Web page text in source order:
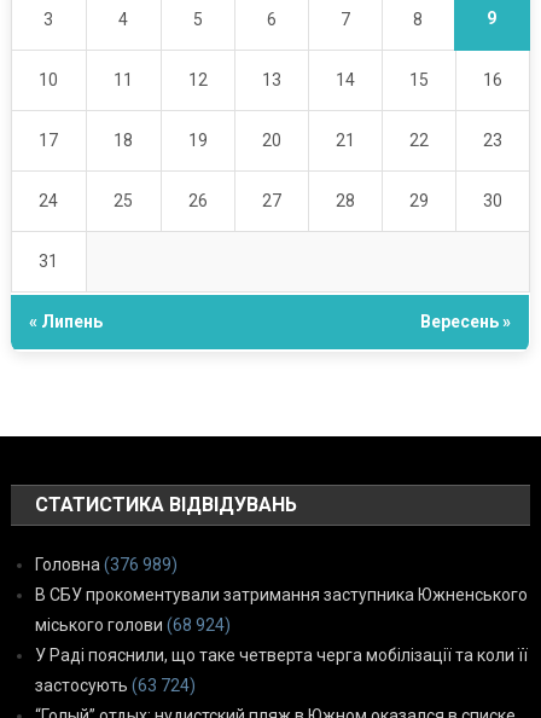
3 4 5 6 7 8 9
10 11 12 13 14 15 16
17 18 19 20 21 22 23
24 25 26 27 28 29 30
31
« Липень Вересень »
СТАТИСТИКА ВІДВІДУВАНЬ
Головна (376 989)
В СБУ прокоментували затримання заступника Южненського
міського голови (68 924)
У Раді пояснили, що таке четверта черга мобілізації та коли її
застосують (63 724)